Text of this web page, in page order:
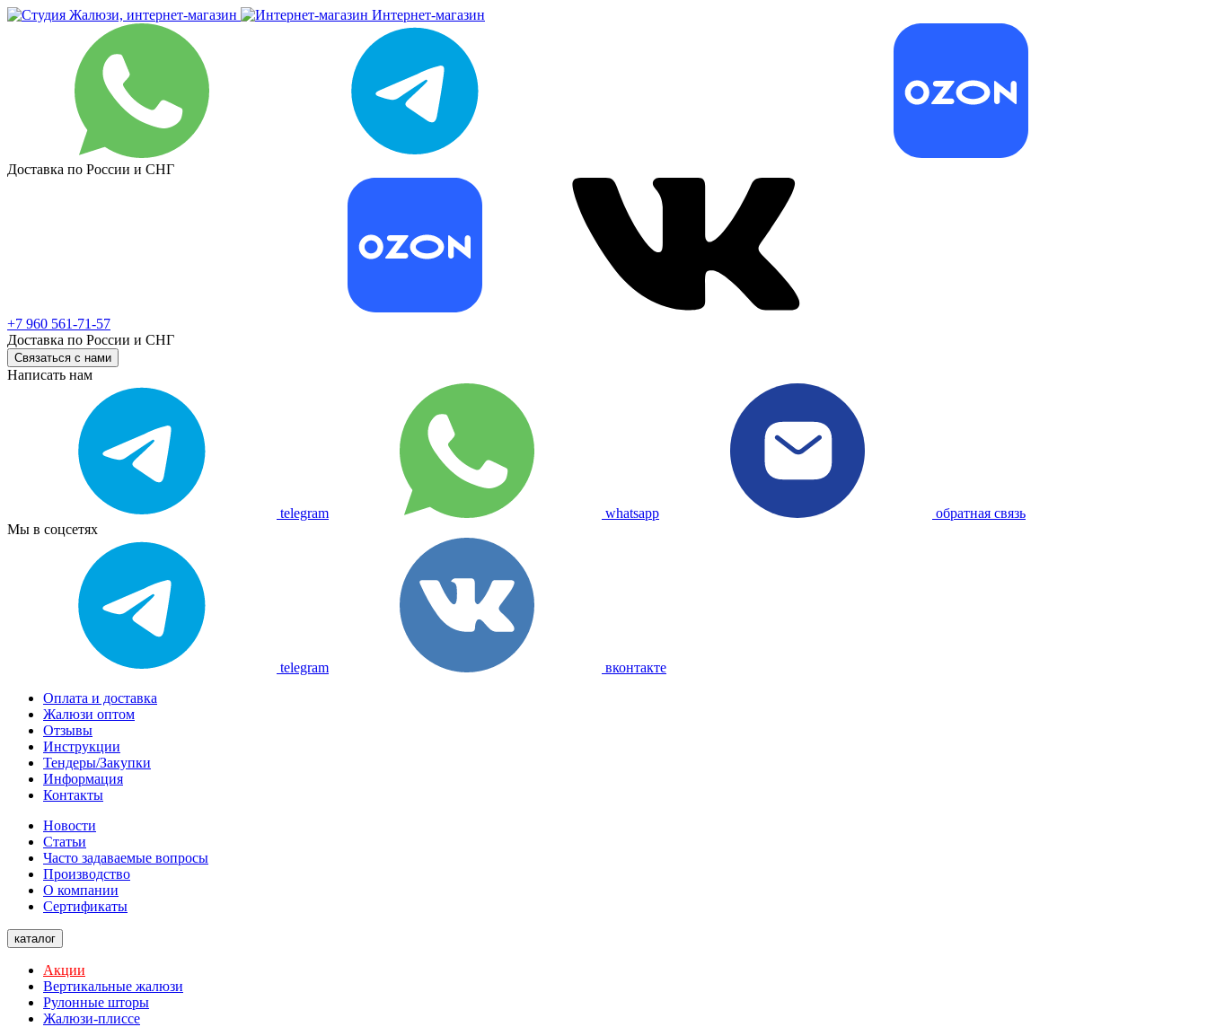
Интернет-магазин
Доставка по России и СНГ
+7 960 561-71-57
Доставка по России и СНГ
Связаться с нами
Написать нам
telegram whatsapp
обратная связь
Мы в соцсетях
telegram
вконтакте
Оплата и доставка
Жалюзи оптом
Отзывы
Инструкции
Тендеры/Закупки
Информация
Контакты
Новости
Статьи
Часто задаваемые вопросы
Производство
О компании
Сертификаты
каталог
Акции
Вертикальные жалюзи
Рулонные шторы
Жалюзи-плиссе